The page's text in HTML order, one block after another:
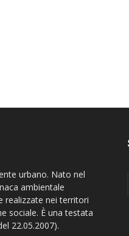
urbano. Nato nel
ambientale
realizzate nei territori
sociale. È una testata
22.05.2007).